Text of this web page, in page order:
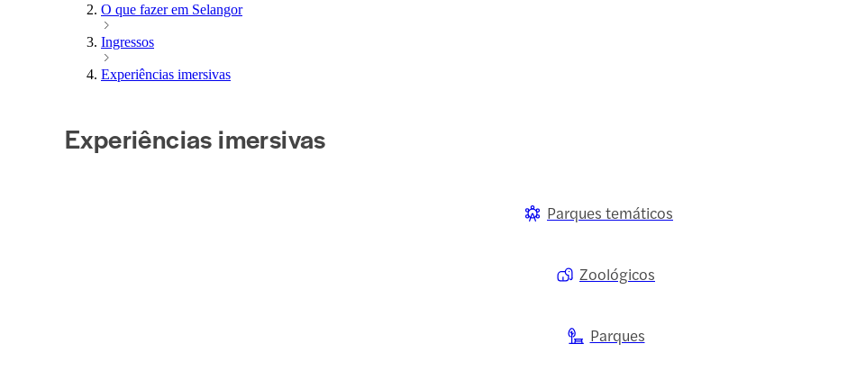
O que fazer em Selangor
Ingressos
Experiências imersivas
Experiências imersivas
Parques temáticos
Zoológicos
Parques